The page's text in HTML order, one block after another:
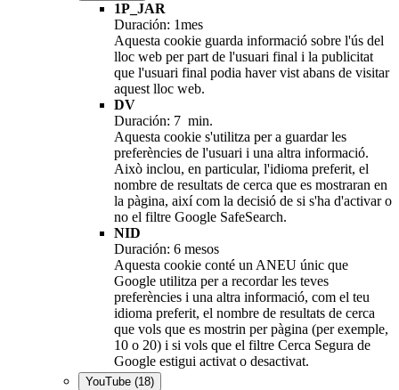
1P_JAR
Duración: 1mes
Aquesta cookie guarda informació sobre l'ús del
lloc web per part de l'usuari final i la publicitat
que l'usuari final podia haver vist abans de visitar
aquest lloc web.
DV
Duración: 7 min.
Aquesta cookie s'utilitza per a guardar les
preferències de l'usuari i una altra informació.
Això inclou, en particular, l'idioma preferit, el
nombre de resultats de cerca que es mostraran en
la pàgina, així com la decisió de si s'ha d'activar o
no el filtre Google SafeSearch.
NID
Duración: 6 mesos
Aquesta cookie conté un ANEU únic que
Google utilitza per a recordar les teves
preferències i una altra informació, com el teu
idioma preferit, el nombre de resultats de cerca
que vols que es mostrin per pàgina (per exemple,
10 o 20) i si vols que el filtre Cerca Segura de
Google estigui activat o desactivat.
YouTube (18)